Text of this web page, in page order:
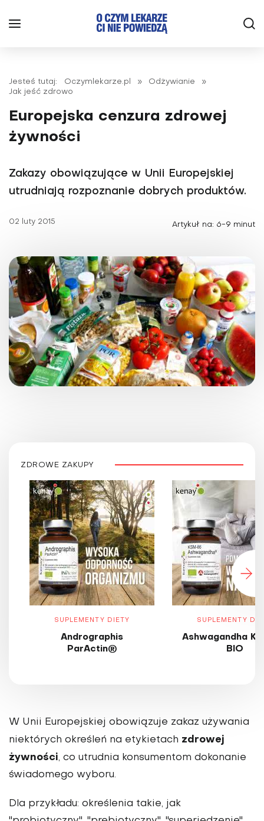
Jesteś tutaj: Oczymlekarze.pl » Odżywianie
»
Jak jeść zdrowo
Europejska cenzura zdrowej
żywności
Zakazy obowiązujące w Unii Europejskiej
utrudniają rozpoznanie dobrych produktów.
02 luty 2015 Artykuł na: 6-9 minut
ZDROWE ZAKUPY
SUPLEMENTY DIETY
Andrographis
ParActin®
SUPLEMENTY
Ashwagandha
BIO
W Unii Europejskiej obowiązuje zakaz używania
niektórych określeń na etykietach zdrowej
żywności, co utrudnia konsumentom dokonanie
świadomego wyboru.
Dla przykładu: określenia takie, jak